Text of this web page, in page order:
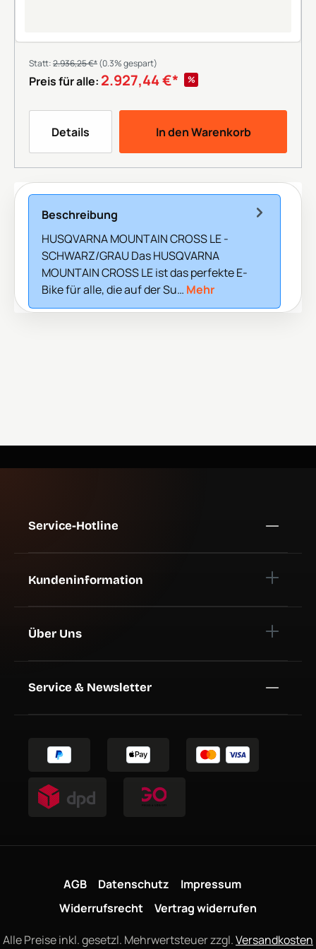
Statt:2.936,25 €*(0.3% gespart)
Preis für alle: 2.927,44 €* %
Details In den Warenkorb
Beschreibung
HUSQVARNA MOUNTAIN CROSS LE -
SCHWARZ/GRAU Das HUSQVARNA
MOUNTAIN CROSS LE ist das perfekte E-
Bike für alle, die auf der Su… Mehr
Service-Hotline
Kundeninformation
Über Uns
Service & Newsletter
AGB Datenschutz
Impressum
Widerrufsrecht
Vertrag widerrufen
Alle Preise inkl. gesetzl. Mehrwertsteuer zzgl.Versandkosten